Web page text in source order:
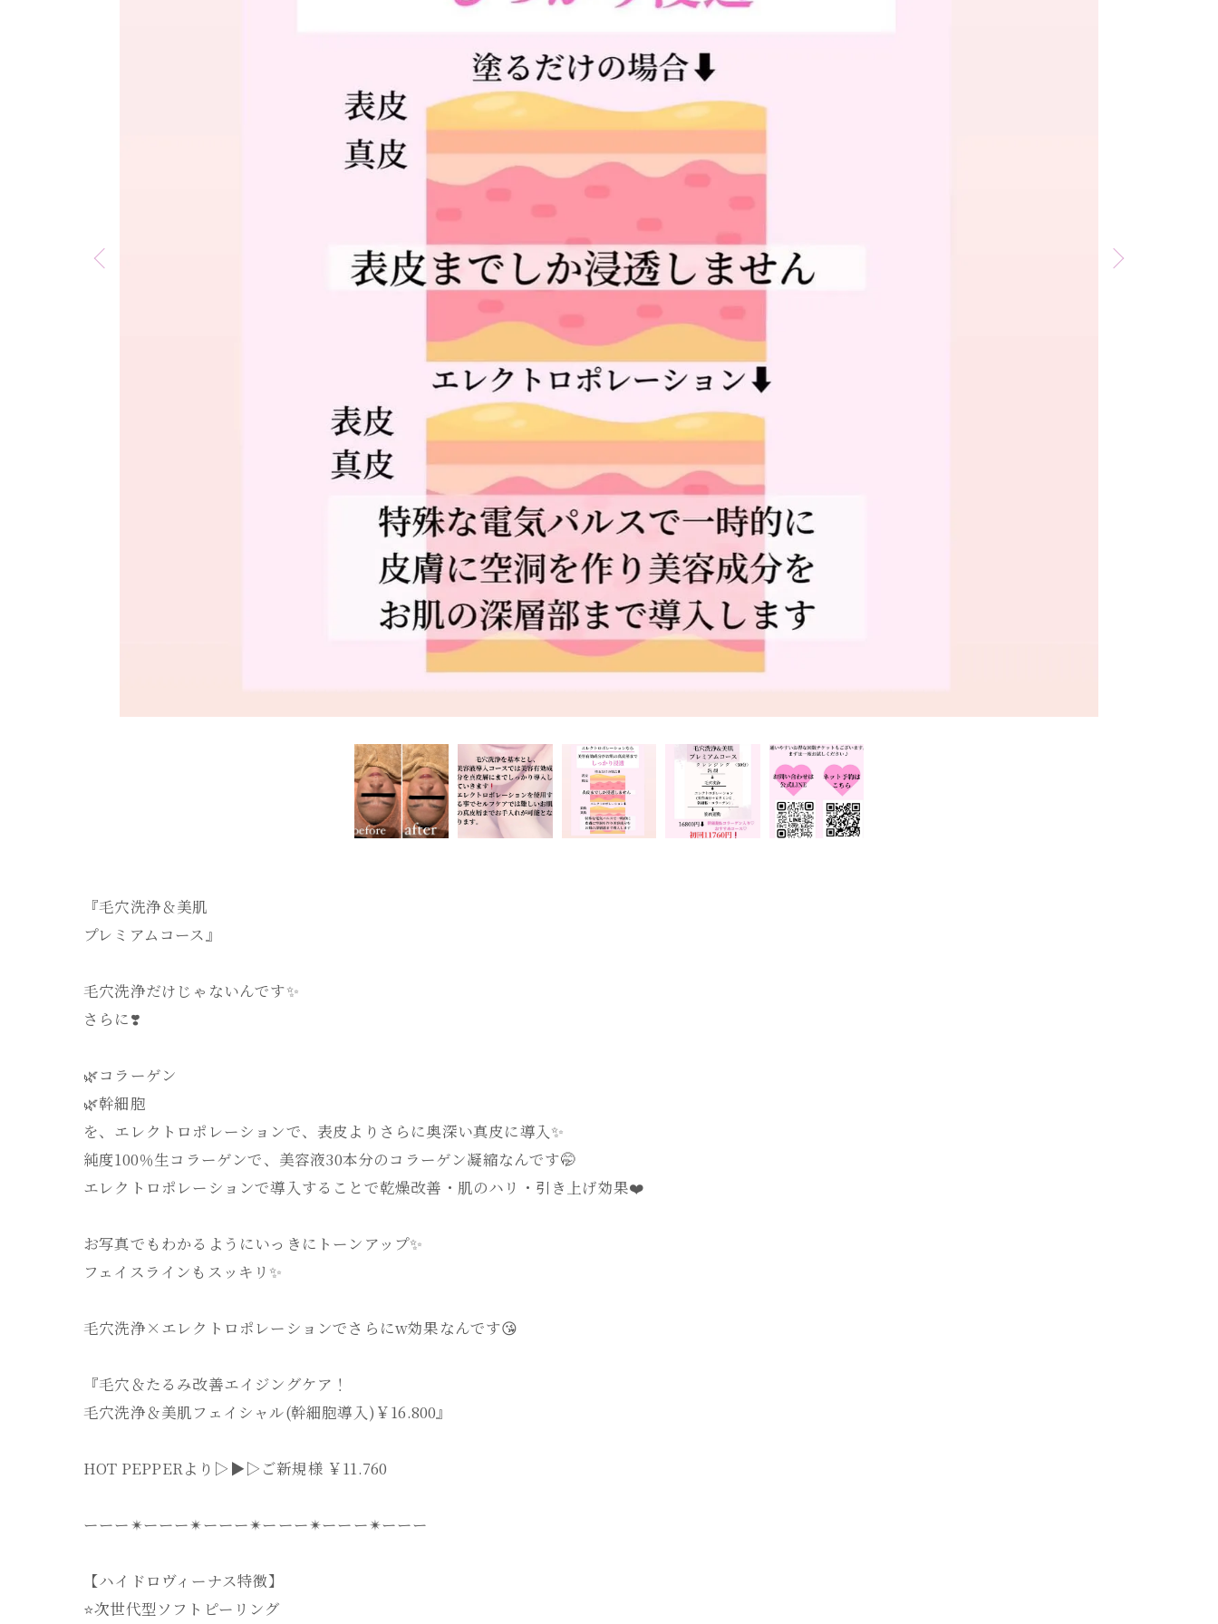
『毛穴洗浄＆美肌
プレミアムコース』
毛穴洗浄だけじゃないんです✨️
さらに❣️
🌿‬コラーゲン
🌿‬幹細胞
を、エレクトロポレーションで、表皮よりさらに奥深い真皮に導入✨️
純度100％生コラーゲンで、美容液30本分のコラーゲン凝縮なんです🤭
エレクトロポレーションで導入することで乾燥改善・肌のハリ・引き上げ効果❤️
お写真でもわかるようにいっきにトーンアップ✨️
フェイスラインもスッキリ✨️
毛穴洗浄×エレクトロポレーションでさらにw効果なんです😘
『毛穴＆たるみ改善エイジングケア！
毛穴洗浄＆美肌フェイシャル(幹細胞導入)￥16.800』
HOT PEPPERより▷▶▷ご新規様 ￥11.760
ーーー✴︎ーーー✴︎ーーー✴︎ーーー✴︎ーーー✴︎ーーー
【ハイドロヴィーナス特徴】
⭐️次世代型ソフトピーリング